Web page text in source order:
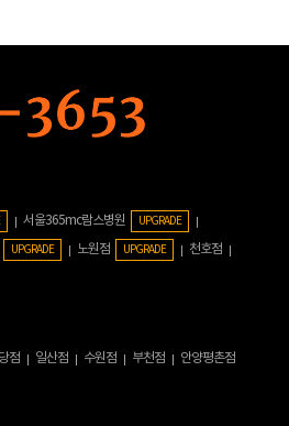
서울365mc람스병원 UPGRADE
UPGRADE 노원점 UPGRADE
천호점
점 일산점 수원점 부천점 안양평촌점